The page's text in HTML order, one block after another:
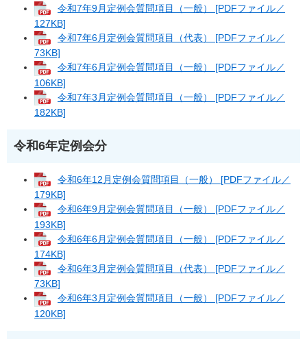
令和7年9月定例会質問項目（一般） [PDFファイル／
127KB]
令和7年6月定例会質問項目（代表） [PDFファイル／
73KB]
令和7年6月定例会質問項目（一般） [PDFファイル／
106KB]
令和7年3月定例会質問項目（一般） [PDFファイル／
182KB]
令和6年定例会分
令和6年12月定例会質問項目（一般） [PDFファイル／
179KB]
令和6年9月定例会質問項目（一般） [PDFファイル／
193KB]
令和6年6月定例会質問項目（一般） [PDFファイル／
174KB]
令和6年3月定例会質問項目（代表） [PDFファイル／
73KB]
令和6年3月定例会質問項目（一般） [PDFファイル／
120KB]